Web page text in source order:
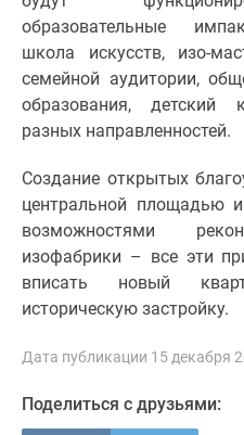
застройщиком
Rutube
Поиск
дома
Москве
реновации
Москве
Новостройки
премиум-
класса
Новостройки
бизнес-
класса
Рассрочка
образовательные
школа искусств, изо-
семейной аудитории,
образования, детский
разных направленностей.
Создание открытых
центральной площадью
возможностями
изофабрики – все эти
вписать новый
историческую застройку.
Дата публикации 15 декабря
Поделиться с друзьями: